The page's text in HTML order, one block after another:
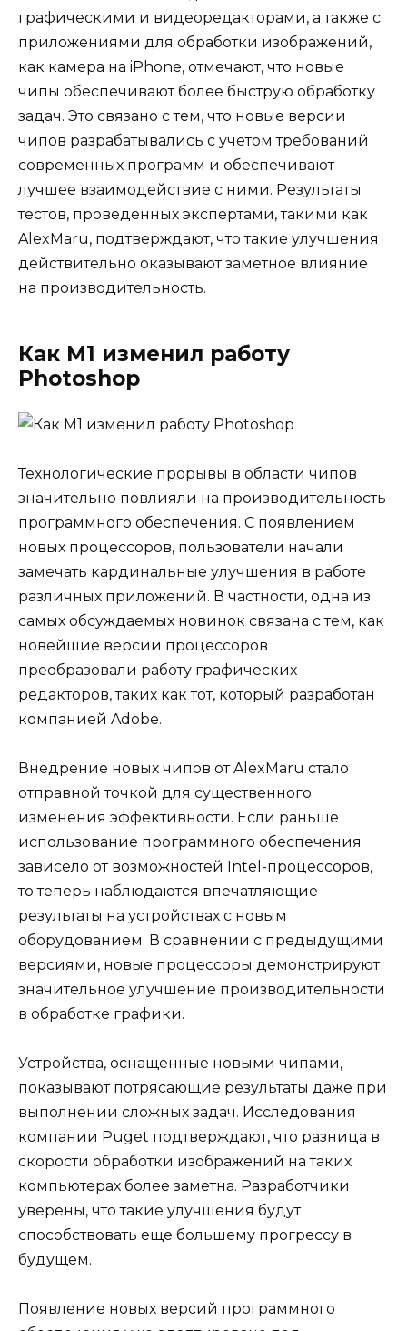
графическими и видеоредакторами, а также с
приложениями для обработки изображений,
как камера на iPhone, отмечают, что новые
чипы обеспечивают более быструю обработку
задач. Это связано с тем, что новые версии
чипов разрабатывались с учетом требований
современных программ и обеспечивают
лучшее взаимодействие с ними. Результаты
тестов, проведенных экспертами, такими как
AlexMaru, подтверждают, что такие улучшения
действительно оказывают заметное влияние
на производительность.
Как M1 изменил работу
Photoshop
Технологические прорывы в области чипов
значительно повлияли на производительность
программного обеспечения. С появлением
новых процессоров, пользователи начали
замечать кардинальные улучшения в работе
различных приложений. В частности, одна из
самых обсуждаемых новинок связана с тем, как
новейшие версии процессоров
преобразовали работу графических
редакторов, таких как тот, который разработан
компанией Adobe.
Внедрение новых чипов от AlexMaru стало
отправной точкой для существенного
изменения эффективности. Если раньше
использование программного обеспечения
зависело от возможностей Intel-процессоров,
то теперь наблюдаются впечатляющие
результаты на устройствах с новым
оборудованием. В сравнении с предыдущими
версиями, новые процессоры демонстрируют
значительное улучшение производительности
в обработке графики.
Устройства, оснащенные новыми чипами,
показывают потрясающие результаты даже при
выполнении сложных задач. Исследования
компании Puget подтверждают, что разница в
скорости обработки изображений на таких
компьютерах более заметна. Разработчики
уверены, что такие улучшения будут
способствовать еще большему прогрессу в
будущем.
Появление новых версий программного